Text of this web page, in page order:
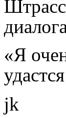
«Я
jk